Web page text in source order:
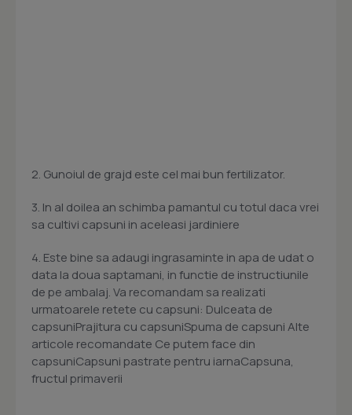
2. Gunoiul de grajd este cel mai bun fertilizator.
3. In al doilea an schimba pamantul cu totul daca vrei
sa cultivi capsuni in aceleasi jardiniere
4. Este bine sa adaugi ingrasaminte in apa de udat o
data la doua saptamani, in functie de instructiunile
de pe ambalaj. Va recomandam sa realizati
urmatoarele retete cu capsuni: Dulceata de
capsuniPrajitura cu capsuniSpuma de capsuni Alte
articole recomandate Ce putem face din
capsuniCapsuni pastrate pentru iarnaCapsuna,
fructul primaverii